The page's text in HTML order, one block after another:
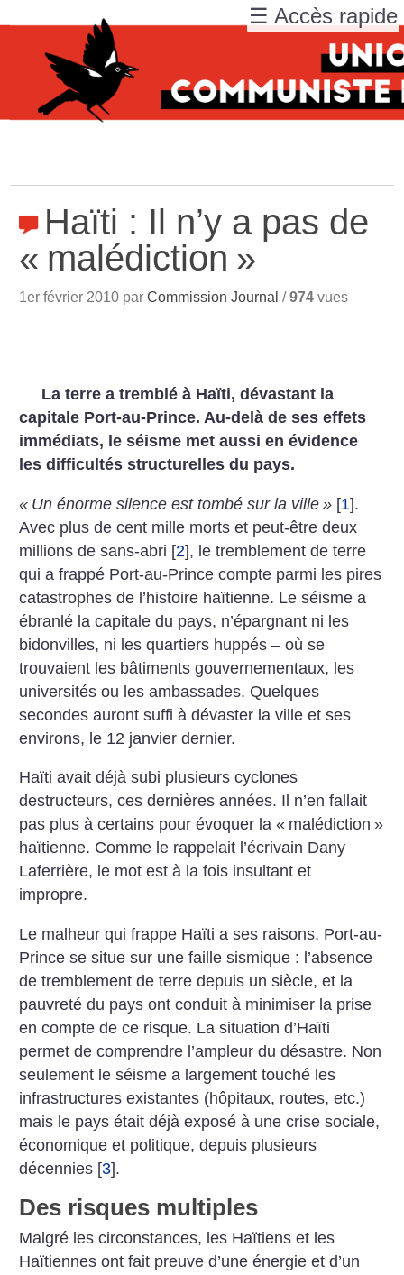
Haïti : Il n’y a pas de
« malédiction »
1er février 2010 parCommission Journal /974 vues
La terre a tremblé à Haïti, dévastant la
capitale Port-au-Prince. Au-delà de ses effets
immédiats, le séisme met aussi en évidence
les difficultés structurelles du pays.
« Un énorme silence est tombé sur la ville » [1].
Avec plus de cent mille morts et peut-être deux
millions de sans-abri [2], le tremblement de terre
qui a frappé Port-au-Prince compte parmi les pires
catastrophes de l’histoire haïtienne. Le séisme a
ébranlé la capitale du pays, n’épargnant ni les
bidonvilles, ni les quartiers huppés – où se
trouvaient les bâtiments gouvernementaux, les
universités ou les ambassades. Quelques
secondes auront suffi à dévaster la ville et ses
environs, le 12 janvier dernier.
Haïti avait déjà subi plusieurs cyclones
destructeurs, ces dernières années. Il n’en fallait
pas plus à certains pour évoquer la « malédiction »
haïtienne. Comme le rappelait l’écrivain Dany
Laferrière, le mot est à la fois insultant et
impropre.
Le malheur qui frappe Haïti a ses raisons. Port-au-
Prince se situe sur une faille sismique : l’absence
de tremblement de terre depuis un siècle, et la
pauvreté du pays ont conduit à minimiser la prise
en compte de ce risque. La situation d’Haïti
permet de comprendre l’ampleur du désastre. Non
seulement le séisme a largement touché les
infrastructures existantes (hôpitaux, routes, etc.)
mais le pays était déjà exposé à une crise sociale,
économique et politique, depuis plusieurs
décennies [3].
Des risques multiples
Malgré les circonstances, les Haïtiens et les
Haïtiennes ont fait preuve d’une énergie et d’un
☰ Accès rapide